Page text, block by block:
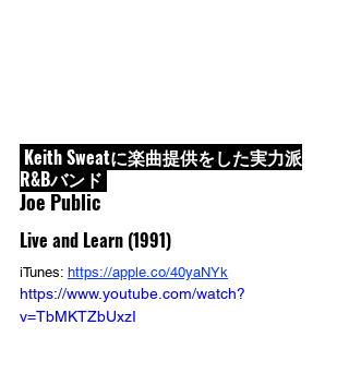
Keith Sweatに楽曲提供をした実力派
R&Bバンド
Joe Public
Live and Learn (1991)
iTunes: https://apple.co/40yaNYk
https://www.youtube.com/watch?
v=TbMKTZbUxzI